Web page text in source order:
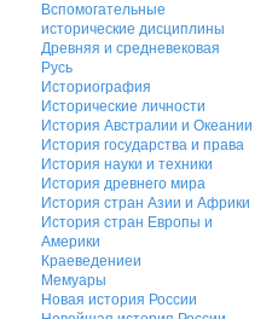
Вспомогательные
исторические дисциплины
Древняя и средневековая
Русь
Историография
Исторические личности
История Австралии и Океании
История государства и права
История науки и техники
История древнего мира
История стран Азии и Африки
История стран Европы и
Америки
Краеведениеи
Мемуары
Новая история России